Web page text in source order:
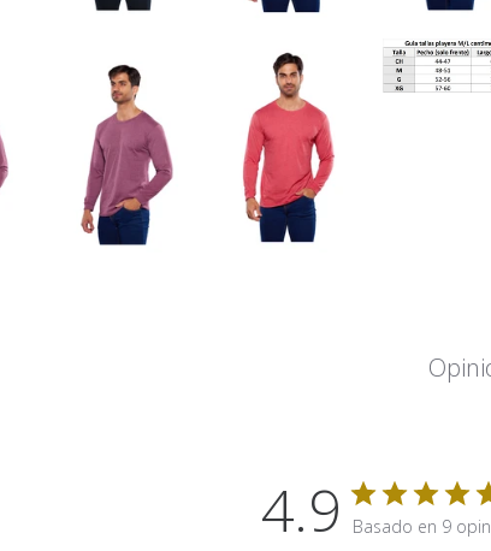
4.9 Basado en 9